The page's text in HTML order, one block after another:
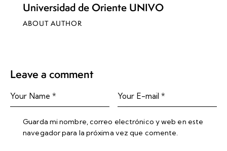
Universidad de Oriente UNIVO
ABOUT AUTHOR
Leave a comment
Guarda mi nombre, correo electrónico y web en este
navegador para la próxima vez que comente.